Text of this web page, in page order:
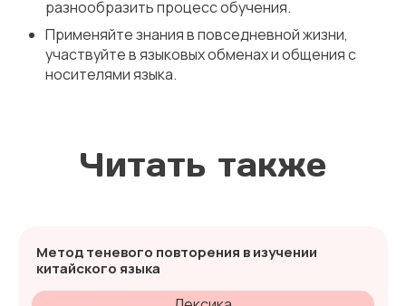
разнообразить процесс обучения.
Применяйте знания в повседневной жизни,
участвуйте в языковых обменах и общения с
носителями языка.
Читать также
Метод теневого повторения в изучении
китайского языка